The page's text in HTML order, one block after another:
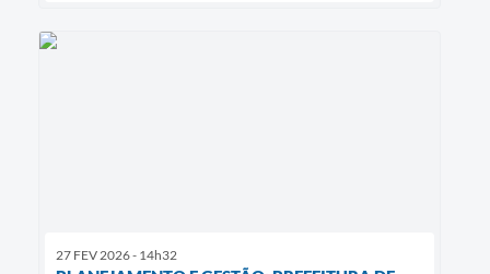
27 FEV 2026 - 14h32